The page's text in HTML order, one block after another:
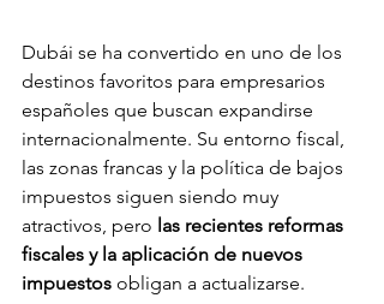
Dubái se ha convertido en uno de los
destinos favoritos para empresarios
españoles que buscan expandirse
internacionalmente. Su entorno fiscal,
las zonas francas y la política de bajos
impuestos siguen siendo muy
atractivos, pero las recientes reformas
fiscales y la aplicación de nuevos
impuestos obligan a actualizarse.